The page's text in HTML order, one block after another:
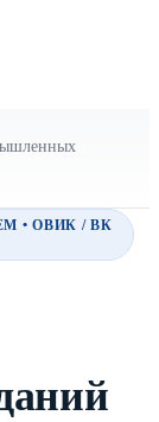
• ОВИК / ВК